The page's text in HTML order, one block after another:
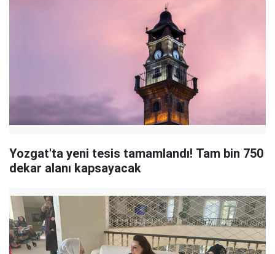
Yozgat'ta yeni tesis tamamlandı! Tam bin 750
dekar alanı kapsayacak